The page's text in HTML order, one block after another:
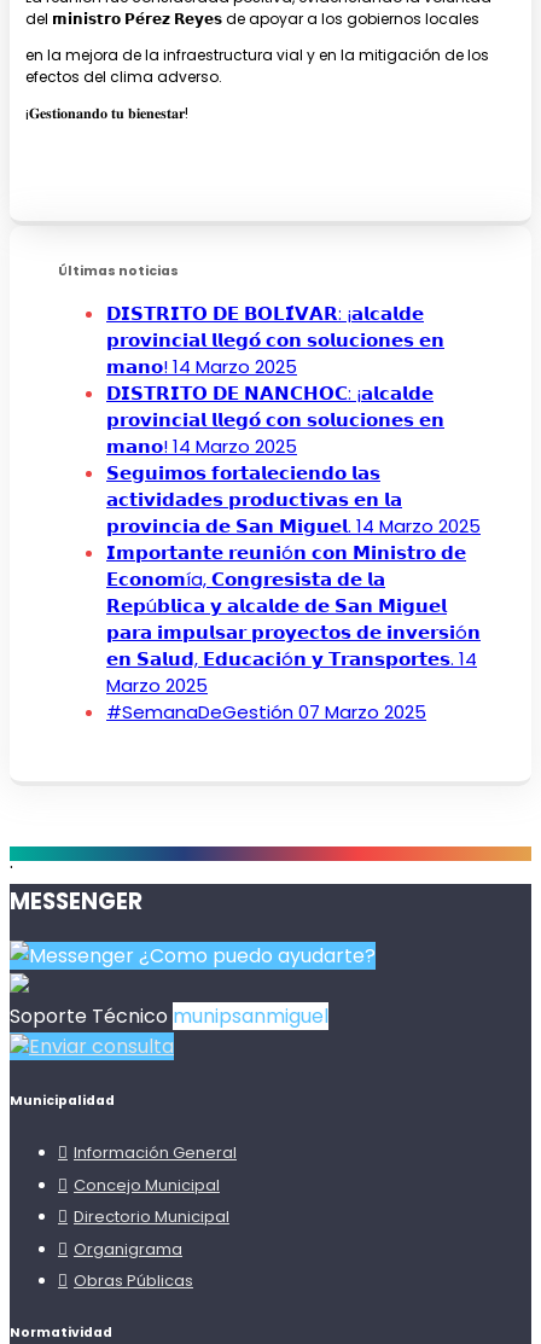
del 𝗺𝗶𝗻𝗶𝘀𝘁𝗿𝗼 𝗣𝗲́𝗿𝗲𝘇 𝗥𝗲𝘆𝗲𝘀 de apoyar a los gobiernos locales
en la mejora de la infraestructura vial y en la mitigación de los
efectos del clima adverso.
¡𝐆𝐞𝐬𝐭𝐢𝐨𝐧𝐚𝐧𝐝𝐨 𝐭𝐮 𝐛𝐢𝐞𝐧𝐞𝐬𝐭𝐚𝐫!
Últimas noticias
𝗗𝗜𝗦𝗧𝗥𝗜𝗧𝗢 𝗗𝗘 𝗕𝗢𝗟𝗜́𝗩𝗔𝗥: ¡𝗮𝗹𝗰𝗮𝗹𝗱𝗲
𝗽𝗿𝗼𝘃𝗶𝗻𝗰𝗶𝗮𝗹 𝗹𝗹𝗲𝗴𝗼́ 𝗰𝗼𝗻 𝘀𝗼𝗹𝘂𝗰𝗶𝗼𝗻𝗲𝘀 𝗲𝗻
𝗺𝗮𝗻𝗼!14 Marzo 2025
𝗗𝗜𝗦𝗧𝗥𝗜𝗧𝗢 𝗗𝗘 𝗡𝗔𝗡𝗖𝗛𝗢𝗖: ¡𝗮𝗹𝗰𝗮𝗹𝗱𝗲
𝗽𝗿𝗼𝘃𝗶𝗻𝗰𝗶𝗮𝗹 𝗹𝗹𝗲𝗴𝗼́ 𝗰𝗼𝗻 𝘀𝗼𝗹𝘂𝗰𝗶𝗼𝗻𝗲𝘀 𝗲𝗻
𝗺𝗮𝗻𝗼!14 Marzo 2025
𝗦𝗲𝗴𝘂𝗶𝗺𝗼𝘀 𝗳𝗼𝗿𝘁𝗮𝗹𝗲𝗰𝗶𝗲𝗻𝗱𝗼 𝗹𝗮𝘀
𝗮𝗰𝘁𝗶𝘃𝗶𝗱𝗮𝗱𝗲𝘀 𝗽𝗿𝗼𝗱𝘂𝗰𝘁𝗶𝘃𝗮𝘀 𝗲𝗻 𝗹𝗮
𝗽𝗿𝗼𝘃𝗶𝗻𝗰𝗶𝗮 𝗱𝗲 𝗦𝗮𝗻 𝗠𝗶𝗴𝘂𝗲𝗹. 14 Marzo 2025
𝗜𝗺𝗽𝗼𝗿𝘁𝗮𝗻𝘁𝗲 𝗿𝗲𝘂𝗻𝗶ó𝗻 𝗰𝗼𝗻 𝗠𝗶𝗻𝗶𝘀𝘁𝗿𝗼 𝗱𝗲
𝗘𝗰𝗼𝗻𝗼𝗺ía, 𝗖𝗼𝗻𝗴𝗿𝗲𝘀𝗶𝘀𝘁𝗮 𝗱𝗲 𝗹𝗮
𝗥𝗲𝗽ú𝗯𝗹𝗶𝗰𝗮 𝘆 𝗮𝗹𝗰𝗮𝗹𝗱𝗲 𝗱𝗲 𝗦𝗮𝗻 𝗠𝗶𝗴𝘂𝗲𝗹
𝗽𝗮𝗿𝗮 𝗶𝗺𝗽𝘂𝗹𝘀𝗮𝗿 𝗽𝗿𝗼𝘆𝗲𝗰𝘁𝗼𝘀 𝗱𝗲 𝗶𝗻𝘃𝗲𝗿𝘀𝗶ó𝗻
𝗲𝗻 𝗦𝗮𝗹𝘂𝗱, 𝗘𝗱𝘂𝗰𝗮𝗰𝗶ó𝗻 𝘆 𝗧𝗿𝗮𝗻𝘀𝗽𝗼𝗿𝘁𝗲𝘀. 14
Marzo 2025
#SemanaDeGestión07 Marzo 2025
.
MESSENGER
¿Como puedo ayudarte?
Soporte Técnico munipsanmiguel
Enviar consulta
Municipalidad
Información General
Concejo Municipal
Directorio Municipal
Organigrama
Obras Públicas
Normatividad